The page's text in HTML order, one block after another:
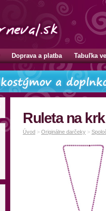
Doprava a platba Tabuľka
Ruleta na
Úvod > Originálne darčeky >